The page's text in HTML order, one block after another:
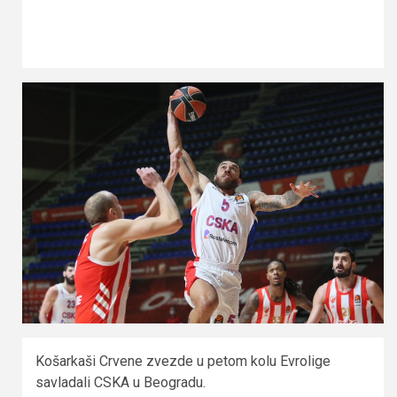
Košarkaši Crvene zvezde u petom kolu Evrolige
savladali CSKA u Beogradu.